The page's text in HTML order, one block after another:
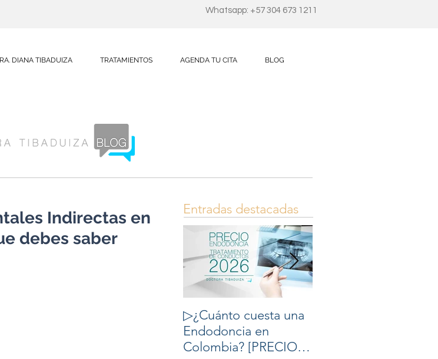
Whatsapp: +57 304 673 1211
DIANA TIBADUIZA TRATAMIENTOS AGENDA TU CITA BLOG
Indirectas en
debes saber
Entradas destacadas
▷¿Cuánto cuesta una
Endodoncia en
Colombia? [PRECIOS